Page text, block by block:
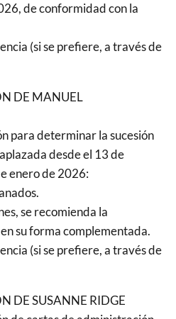
de conformidad con la
(si se prefiere, a través de
DE MANUEL
para determinar la sucesión
desde el 13 de
enero de 2026:
se recomienda la
su forma complementada.
(si se prefiere, a través de
DE SUSANNE RIDGE